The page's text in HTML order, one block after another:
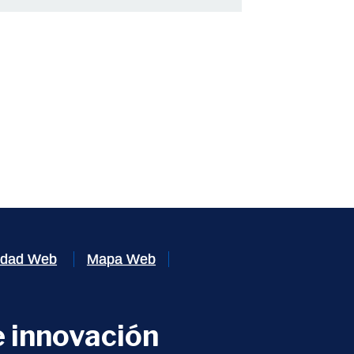
Web Mapa Web
innovación